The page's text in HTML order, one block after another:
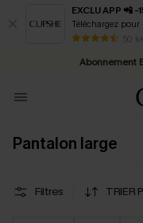
EXCLU APP 📲 -
Téléchargez pour
50 k+
*
Abonnement
Pantalon large
Filtres TRIER